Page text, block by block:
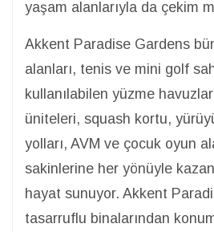
yaşam alanlarıyla da çekim
Akkent Paradise Gardens
alanları, tenis ve mini golf
kullanılabilen yüzme
üniteleri, squash kortu,
yolları, AVM ve çocuk oyun
sakinlerine her yönüyle
hayat sunuyor. Akkent
tasarruflu binalarından